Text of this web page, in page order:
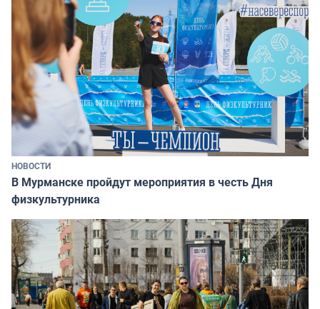
НОВОСТИ
В Мурманске пройдут мероприятия в честь Дня
физкультурника